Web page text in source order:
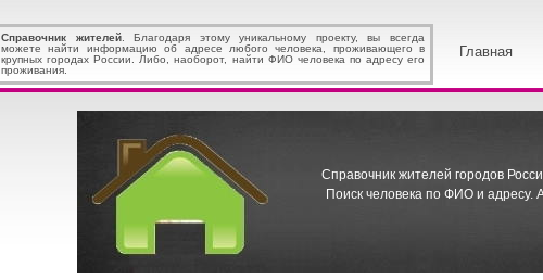
Справочник жителей. Благодаря этому уникальному проекту, вы всегда
можете найти информацию об адресе любого человека, проживающего в
крупных городах России. Либо, наоборот, найти ФИО человека по адресу его
проживания.
Главная
Справочник жителей городов
Поиск человека по ФИО и адресу.